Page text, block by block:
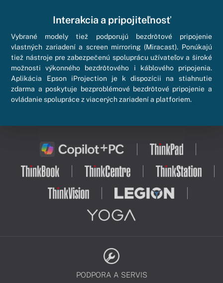
Interakcia a pripojiteľnosť
Vybrané modely tiež podporujú bezdrôtové pripojenie
vlastných zariadení a screen mirroring (Miracast). Ponúkajú
tiež nástroje pre zabezpečenú spoluprácu užívateľov a široké
možnosti výkonného bezdrôtového i káblového pripojenia.
Aplikácia Epson iProjection je k dispozícii na stiahnutie
zdarma a poskytuje bezproblémové bezdrôtové pripojenie a
ovládanie spolupráce z viacerých zariadení a platforiem.
PODPORA A SERVIS